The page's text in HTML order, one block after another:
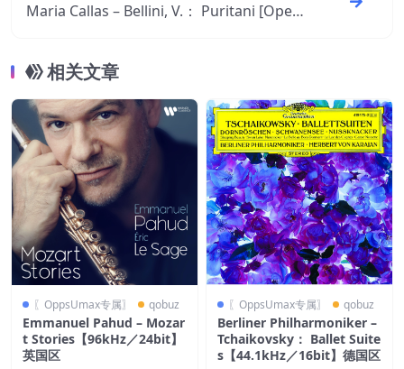
Maria Callas – Bellini, V.： Puritani [Oper
相关文章
〖OppsUmax专属〗 qobuz
Emmanuel Pahud – Mozar
t Stories【96kHz／24bit】
英国区
〖OppsUmax专属〗 qobuz
Berliner Philharmoniker –
Tchaikovsky： Ballet Suite
s【44.1kHz／16bit】德国区